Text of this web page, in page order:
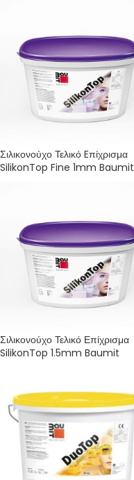
Σιλικονούχο Τελικό Eπίχρισμα
SilikonTop Fine 1mm Baumit
Σιλικονούχο Τελικό Επίχρισμα
SilikonTop 1.5mm Baumit